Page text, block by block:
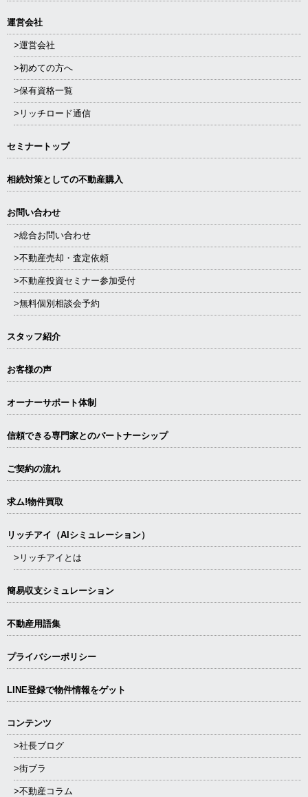
運営会社
>運営会社
>初めての方へ
>保有資格一覧
>リッチロード通信
セミナートップ
相続対策としての不動産購入
お問い合わせ
>総合お問い合わせ
>不動産売却・査定依頼
>不動産投資セミナー参加受付
>無料個別相談会予約
スタッフ紹介
お客様の声
オーナーサポート体制
信頼できる専⾨家とのパートナーシップ
ご契約の流れ
求ム!物件買取
リッチアイ（AIシミュレーション）
>リッチアイとは
簡易収支シミュレーション
不動産用語集
プライバシーポリシー
LINE登録で物件情報をゲット
コンテンツ
>社長ブログ
>街ブラ
>不動産コラム